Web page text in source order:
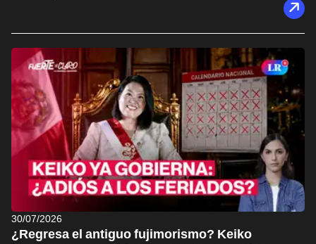
30/07/2026
¿Regresa el antiguo fujimorismo? Keiko